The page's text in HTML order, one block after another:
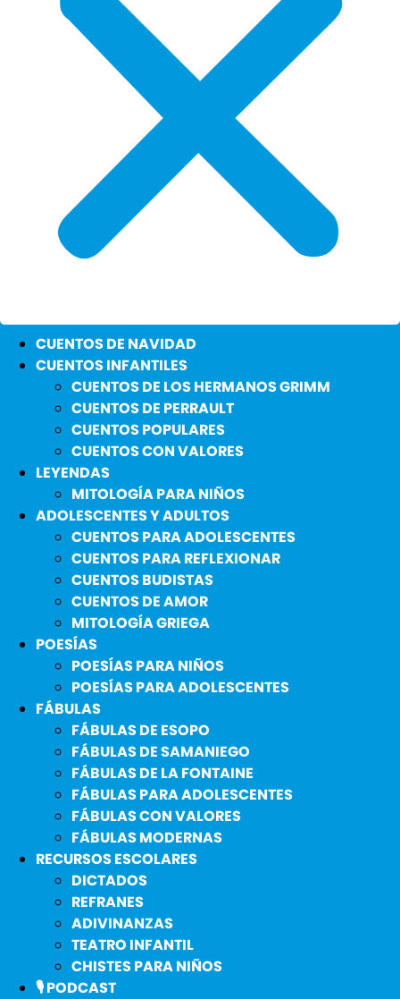
CUENTOS DE NAVIDAD
CUENTOS INFANTILES
CUENTOS DE LOS HERMANOS GRIMM
CUENTOS DE PERRAULT
CUENTOS POPULARES
CUENTOS CON VALORES
LEYENDAS
MITOLOGÍA PARA NIÑOS
ADOLESCENTES Y ADULTOS
CUENTOS PARA ADOLESCENTES
CUENTOS PARA REFLEXIONAR
CUENTOS BUDISTAS
CUENTOS DE AMOR
MITOLOGÍA GRIEGA
POESÍAS
POESÍAS PARA NIÑOS
POESÍAS PARA ADOLESCENTES
FÁBULAS
FÁBULAS DE ESOPO
FÁBULAS DE SAMANIEGO
FÁBULAS DE LA FONTAINE
FÁBULAS PARA ADOLESCENTES
FÁBULAS CON VALORES
FÁBULAS MODERNAS
RECURSOS ESCOLARES
DICTADOS
REFRANES
ADIVINANZAS
TEATRO INFANTIL
CHISTES PARA NIÑOS
🎙️ PODCAST